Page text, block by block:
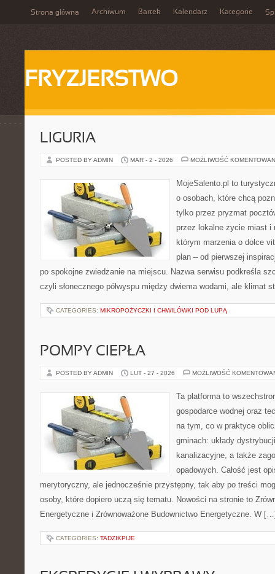
Strona główna Archiwum Bartek Kalendarz Kategorie
FRYZJERSTWO
LIGURIA
POSTED BY ADMIN MAR - 2 - 2026 MOŻLIWOŚĆ
MojeSalento.pl to
o osobach, które chcą
tylko przez pryzmat
przez lokalne życie miast i
którym marzenia o dolce
plan – od pierwszej
po spokojne zwiedzanie na miejscu. Nazwa serwisu podkreśla
czyli słonecznego półwyspu między dwiema wodami, ale klimat
CATEGORIES: MIKROPOŻYCZKI I CHWILÓWKI POD LUPĄ
POMPY CIEPŁA
POSTED BY ADMIN LUT - 27 - 2026 MOŻLIWOŚĆ
Ta platforma to
gospodarce wodnej oraz
na tym, co w praktyce
gminach: układy
kanalizacyjne, a także
opadowych. Całość jest
merytoryczny, ale jednocześnie przystępny, tak aby po treści
osoby, które dopiero uczą się tematu. Nowości na stronie to
Energetyczne i Zrównoważone Budownictwo Energetyczne. W
CATEGORIES: TADZIKPIJE